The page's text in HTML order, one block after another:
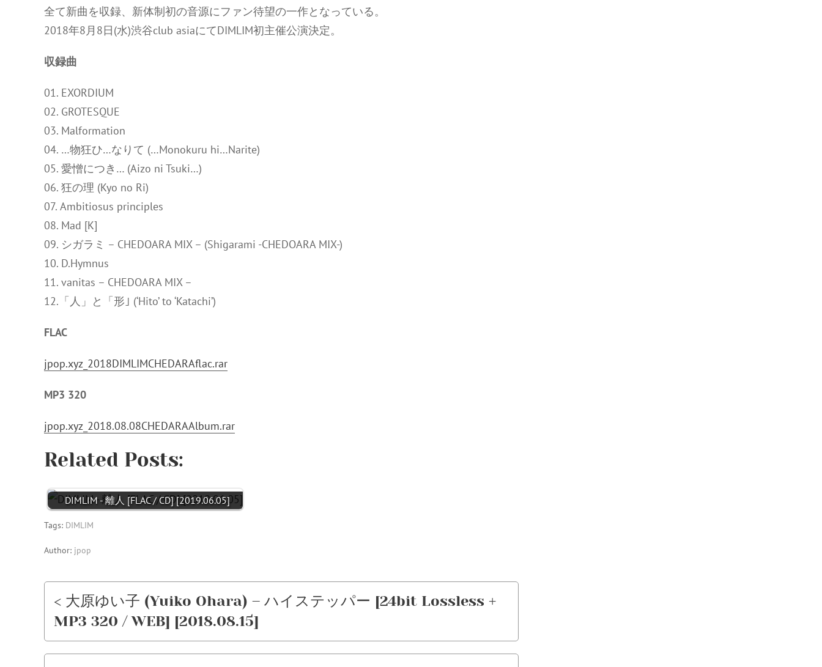
全て新曲を収録、新体制初の音源にファン待望の一作となっている。
2018年8月8日(水)渋谷club asiaにてDIMLIM初主催公演決定。
収録曲
01. EXORDIUM
02. GROTESQUE
03. Malformation
04. …物狂ひ…なりて (…Monokuru hi…Narite)
05. 愛憎につき… (Aizo ni Tsuki…)
06. 狂の理 (Kyo no Ri)
07. Ambitiosus principles
08. Mad [K]
09. シガラミ – CHEDOARA MIX – (Shigarami -CHEDOARA MIX-)
10. D.Hymnus
11. vanitas – CHEDOARA MIX –
12.「人」と「形｣ (‘Hito’ to ‘Katachi’)
FLAC
jpop.xyz_2018DIMLIMCHEDARAflac.rar
MP3 320
jpop.xyz_2018.08.08CHEDARAAlbum.rar
Related Posts:
DIMLIM - 離人 [FLAC / CD] [2019.06.05]
Tags: DIMLIM
Author: jpop
< 大原ゆい子 (Yuiko Ohara) – ハイステッパー [24bit Lossless +
MP3 320 / WEB] [2018.08.15]